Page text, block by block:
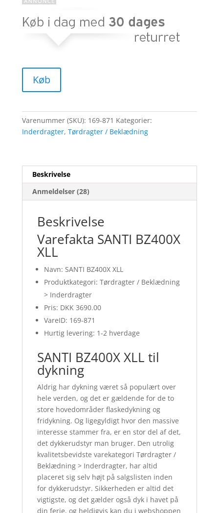
Køb
Varenummer (SKU): 169-871 Kategorier:
Inderdragter, Tørdragter / Beklædning
Beskrivelse
Anmeldelser (28)
Beskrivelse
Varefakta SANTI BZ400X
XLL
Navn: SANTI BZ400X XLL
Produktkategori: Tørdragter / Beklædning
> Inderdragter
Pris: DKK 3690.00
VareID: 169-871
Hurtig levering: 1-2 hverdage
SANTI BZ400X XLL til
dykning
Aldrig har dykning været så populært over
hele verden, og det er gældende for de to
store hovedområder flaskedykning og
fridykning. Og ligegyldigt hvor den massive
interesse stammer fra, er en stor del af det,
det dykkerudstyr man bruger. Den utrolig
kvalitetsbevidste varekategori Tørdragter /
Beklædning > Inderdragter, har altid
placeret sig selv højt på salgslisten inden
for dykkerudstyr. Sikkerheden er altid det
vigtigste, og det gælder også dyk i havet på
din ferie, og heldigvis kan du i webshoppen